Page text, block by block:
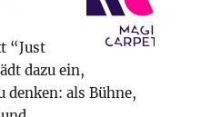
“Just
dazu ein,
denken: als Bühne,